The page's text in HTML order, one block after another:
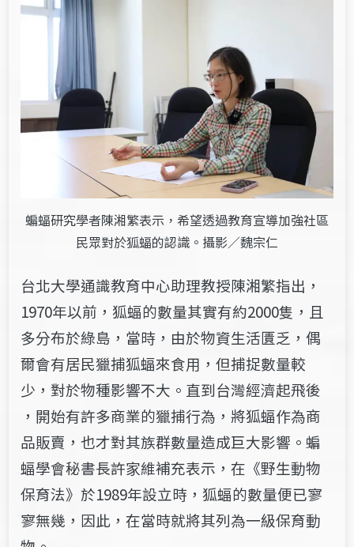
蝙蝠研究學者陳湘繁表示，希望透過教育宣導加強社區
民眾對於狐蝠的認識。攝影／魏宗仁
台​​​北大學通識教育中心助理教授陳湘繁指出，
1970年​以​前，​狐蝠的數量​其實​有​約2000​​隻​​，且
多分布於綠島，當時，由於物資生活匱乏，偶
爾會有居民獵捕狐蝠​來​​食用​，​但捕捉數量較
少，​​對於物種影響​不大。直到​​台灣經濟起飛​後​
，開始有許多​商業的獵捕行為，將狐蝠作為商
品販賣，​也​才對其族群數量造成巨大影響。蝙
蝠學會秘書長許家維補充​表示​​​，在​《​野生動物
保育法​》​於1989年設立時，狐蝠的數量便已寥
寥無幾，因此，在當時就將其列為一級保育動